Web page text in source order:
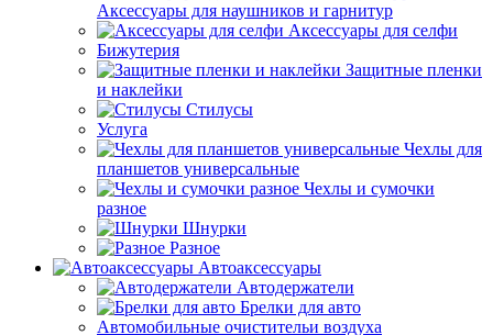
Аксессуары для наушников и гарнитур
Аксессуары для селфи
Бижутерия
Защитные пленки
и наклейки
Стилусы
Услуга
Чехлы для
планшетов универсальные
Чехлы и сумочки
разное
Шнурки
Разное
Автоаксессуары
Автодержатели
Брелки для авто
Автомобильные очистительи воздуха